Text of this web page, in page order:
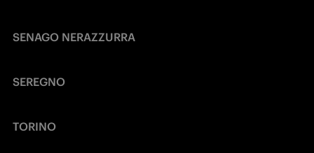
SENAGO NERAZZURRA
SEREGNO
TORINO